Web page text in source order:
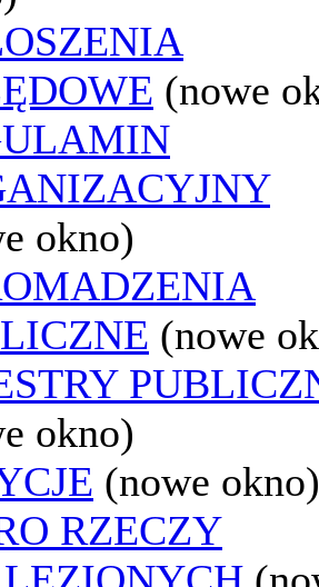
(nowe
okno)
(nowe
okno)
(nowe okno)
RZECZY